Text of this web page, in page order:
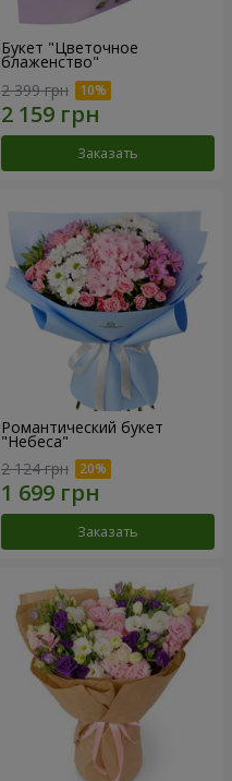
Букет "Цветочное
блаженство"
2 399 грн
Заказать
Романтический букет
"Небеса"
2 124 грн
Заказать